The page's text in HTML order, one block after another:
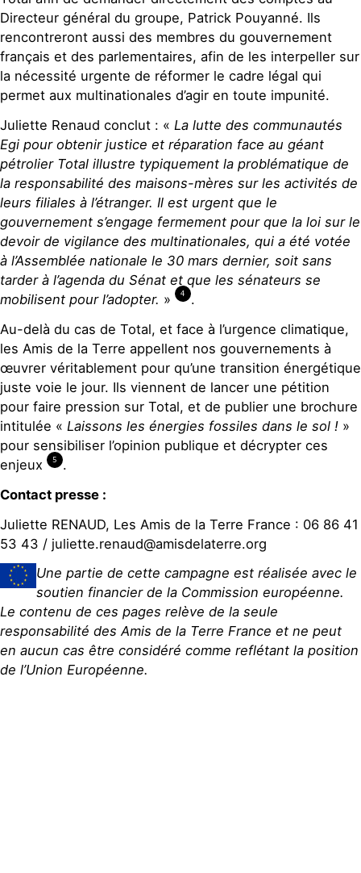
Directeur général du groupe, Patrick Pouyanné. Ils
rencontreront aussi des membres du gouvernement
français et des parlementaires, afin de les interpeller sur
la nécessité urgente de réformer le cadre légal qui
permet aux multinationales d’agir en toute impunité.
Juliette Renaud conclut : « La lutte des communautés
Egi pour obtenir justice et réparation face au géant
pétrolier Total illustre typiquement la problématique de
la responsabilité des maisons-mères sur les activités de
leurs filiales à l’étranger. Il est urgent que le
gouvernement s’engage fermement pour que la loi sur le
devoir de vigilance des multinationales, qui a été votée
à l’Assemblée nationale le 30 mars dernier, soit sans
tarder à l’agenda du Sénat et que les sénateurs se
mobilisent pour l’adopter. » 4
.
Au-delà du cas de Total, et face à l’urgence climatique,
les Amis de la Terre appellent nos gouvernements à
œuvrer véritablement pour qu’une transition énergétique
juste voie le jour. Ils viennent de lancer une pétition
pour faire pression sur Total, et de publier une brochure
intitulée « Laissons les énergies fossiles dans le sol ! »
pour sensibiliser l’opinion publique et décrypter ces
enjeux
5
.
Contact presse :
Juliette RENAUD, Les Amis de la Terre France : 06 86 41
53 43 / juliette.renaud@amisdelaterre.org
Une partie de cette campagne est réalisée avec le
soutien financier de la Commission européenne.
Le contenu de ces pages relève de la seule
responsabilité des Amis de la Terre France et ne peut
en aucun cas être considéré comme reflétant la position
de l’Union Européenne.